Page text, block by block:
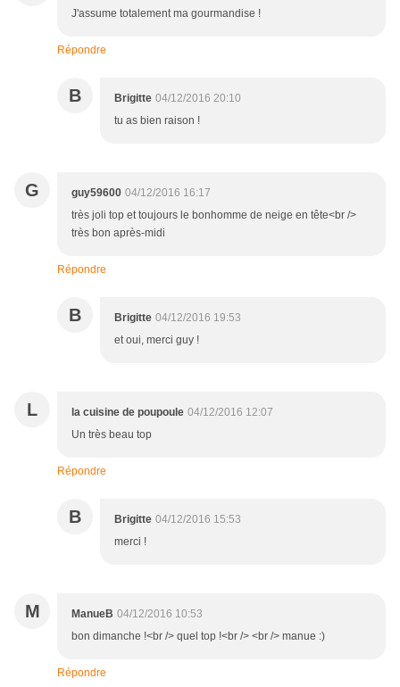
J'assume totalement ma gourmandise !
Répondre
B Brigitte 04/12/2016 20:10
tu as bien raison !
G guy59600 04/12/2016 16:17
très joli top et toujours le bonhomme de neige en tête<br />
très bon après-midi
Répondre
B Brigitte 04/12/2016 19:53
et oui, merci guy !
L la cuisine de poupoule 04/12/2016 12:07
Un très beau top
Répondre
B Brigitte 04/12/2016 15:53
merci !
M ManueB 04/12/2016 10:53
bon dimanche !<br /> quel top !<br /> <br /> manue :)
Répondre